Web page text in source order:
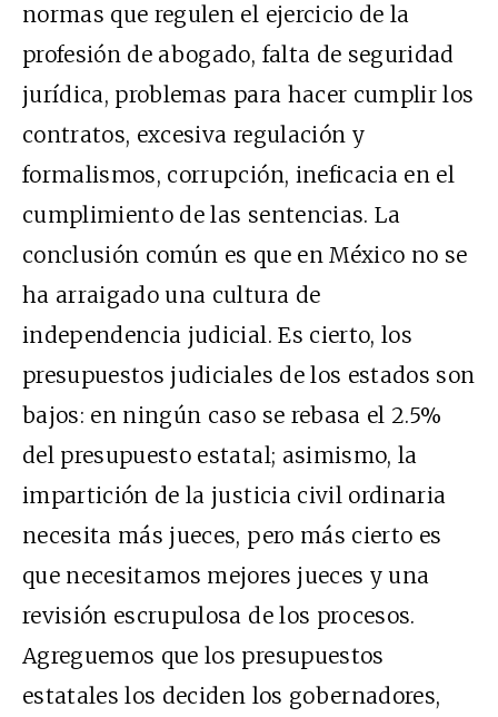
normas que regulen el ejercicio de la
profesión de abogado, falta de seguridad
jurídica, problemas para hacer cumplir los
contratos, excesiva regulación y
formalismos, corrupción, ineficacia en el
cumplimiento de las sentencias. La
conclusión común es que en México no se
ha arraigado una cultura de
independencia judicial. Es cierto, los
presupuestos judiciales de los estados son
bajos: en ningún caso se rebasa el 2.5%
del presupuesto estatal; asimismo, la
impartición de la justicia civil ordinaria
necesita más jueces, pero más cierto es
que necesitamos mejores jueces y una
revisión escrupulosa de los procesos.
Agreguemos que los presupuestos
estatales los deciden los gobernadores,